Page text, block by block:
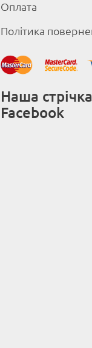
Оплата
Політика
Наша
Facebook